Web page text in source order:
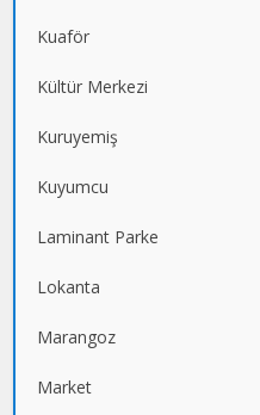
Kuaför
Kültür Merkezi
Kuruyemiş
Kuyumcu
Laminant Parke
Lokanta
Marangoz
Market